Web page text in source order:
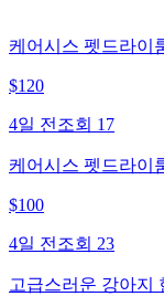
케어시스 펫드라이
$120
4일 전 조회 17
케어시스 펫드라이
$100
4일 전 조회 23
고급스러운 강아지